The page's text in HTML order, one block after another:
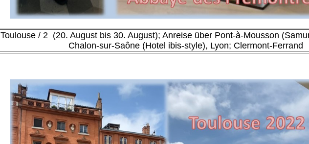
Toulouse / 2 (20. August bis 30. August); Anreise über Pont-à-Mousson
Chalon-sur-Saône (Hotel ibis-style), Lyon; Clermont-Ferrand